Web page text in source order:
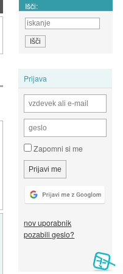
Išči:
Prijava
Zapomni si me
nov uporabnik
pozabili geslo?